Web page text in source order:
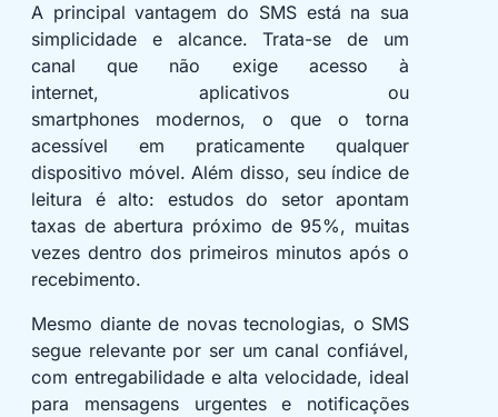
A principal vantagem do SMS está na sua
simplicidade e alcance. Trata-se de um
canal que não exige acesso à
internet, aplicativos ou
smartphones modernos, o que o torna
acessível em praticamente qualquer
dispositivo móvel. Além disso, seu índice de
leitura é alto: estudos do setor apontam
taxas de abertura próximo de 95%, muitas
vezes dentro dos primeiros minutos após o
recebimento.
Mesmo diante de novas tecnologias, o SMS
segue relevante por ser um canal confiável,
com entregabilidade e alta velocidade, ideal
para mensagens urgentes e notificações